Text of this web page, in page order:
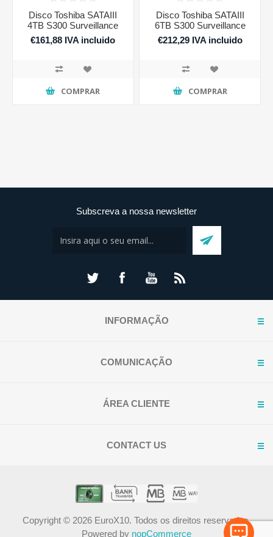
Disco Toshiba SATAIII
4TB S300 Surveillance
€161,88 IVA incluido
COMPRAR
Disco Toshiba SATAIII
6TB S300 Surveillance
€212,29 IVA incluido
COMPRAR
Subscreva a nossa newsletter
INFORMAÇÃO
COMUNICAÇÃO
ÁREA CLIENTE
CONTACT US
Copyright © 2026 EuroX10. Todos os direitos reservados.
Powered by nopCommerce